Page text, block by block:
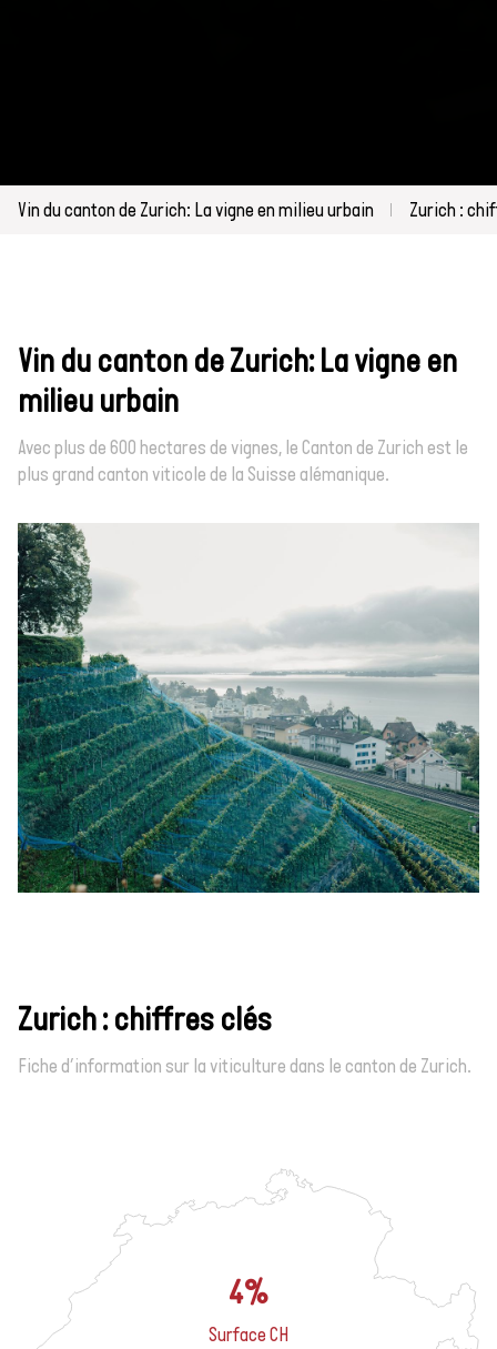
Vin du canton de Zurich: La vigne en milieu urbain Zurich :
Vin du canton de Zurich: La vigne en
milieu urbain
Avec plus de 600 hectares de vignes, le Canton de Zurich est le
plus grand canton viticole de la Suisse alémanique.
Zurich : chiffres clés
Fiche d’information sur la viticulture dans le canton de Zurich.
4%
Surface CH